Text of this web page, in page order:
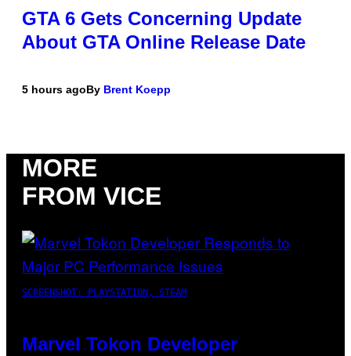
GTA 6 Gets Concerning Update
About GTA Online Release Date
5 hours agoBy Brent Koepp
MORE
FROM VICE
SCREENSHOT: PLAYSTATION, STEAM
Marvel Tokon Developer